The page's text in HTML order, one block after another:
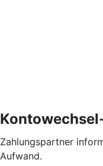
Zahlungspartner
Aufwand.